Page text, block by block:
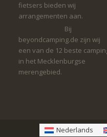
fietsers bieden wij
arrangementen aan.
Bij
beyondcamping.de zijn wij
een van de 12 beste
in het Mecklenburgse
merengebied.
Nederlands